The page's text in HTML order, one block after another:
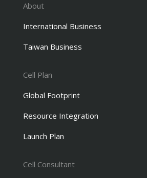
About
International Business
Taiwan Business
Cell Plan
Global Footprint
Resource Integration
Launch Plan
Cell Consultant